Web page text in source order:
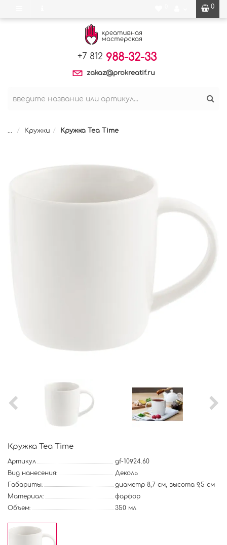
0
+7 812 988-32-33
zakaz@prokreatif.ru
... Кружки Кружка Tea Time
Кружка Tea Time
Артикул
gf-10924.60
Вид нанесения:
Деколь
Габариты:
диаметр 8,7 см, высота 9,5 см
Материал:
фарфор
Объем:
350 мл